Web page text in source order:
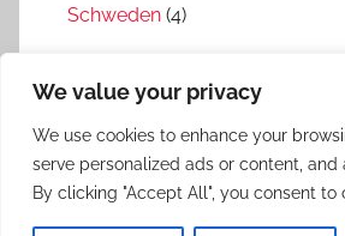
We value your privacy
We use cookies to enhance your
serve personalized ads or content, and
By clicking "Accept All", you consent to
Schweden (4)
Medien(1)
Verfilmung(3)